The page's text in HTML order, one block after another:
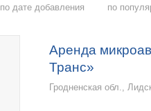
по дате добавления по
Аренда
Транс»
Гродненская обл.,